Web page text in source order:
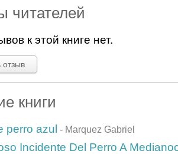
читателей
к этой книге нет.
отзыв
книги
perro azul - Marquez Gabriel
Incidente Del Perro A